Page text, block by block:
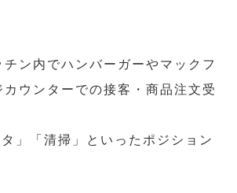
ン内でハンバーガーやマックフ
ウンターでの接客・商品注文受
」「清掃」といったポジション